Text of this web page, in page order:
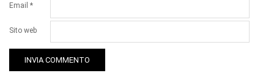
Email *
Sito web